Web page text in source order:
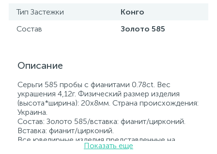
Тип Застежки
Конго
Состав
Золото 585
Описание
Серьги 585 пробы с фианитами 0.78ct. Вес
украшения 4,12г. Физический размер изделия
(высота*ширина): 20х8мм. Страна происхождения:
Украина.
Состав: Золото 585/вставка: фианит/цирконий.
Вставка: фианит/цирконий.
Все ювелирные изделия представленные на
нашем сайте прошли внутренний контроль
Показать еще